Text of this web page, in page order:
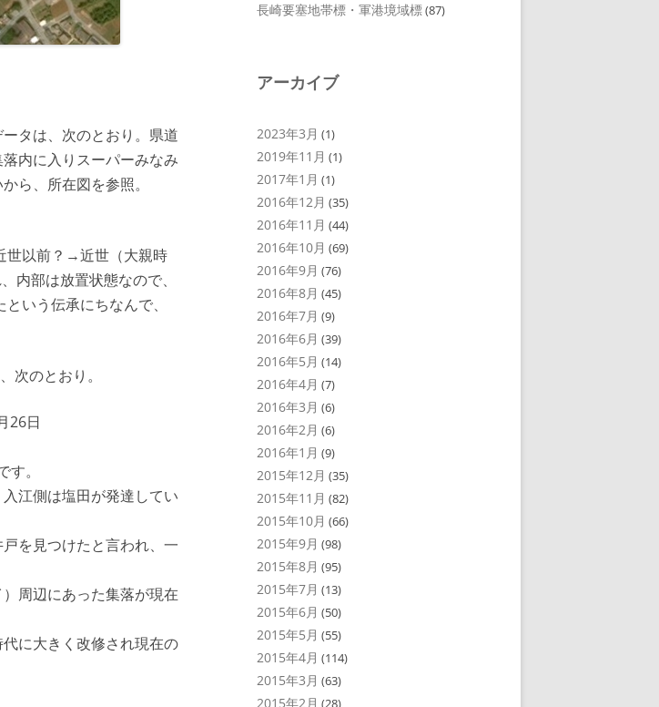
タは、次のとおり。県道
内に入りスーパーみなみ
ら、所在図を参照。
世以前？→近世（大親時
内部は放置状態なので、
いう伝承にちなんで、
次のとおり。
26日
。
江側は塩田が発達してい
を見つけたと言われ、一
周辺にあった集落が現在
に大きく改修され現在の
長崎要塞地帯標・軍港境域標(87)
アーカイブ
2023年3月 (1)
2019年11月 (1)
2017年1月 (1)
2016年12月 (35)
2016年11月 (44)
2016年10月 (69)
2016年9月 (76)
2016年8月 (45)
2016年7月 (9)
2016年6月 (39)
2016年5月 (14)
2016年4月 (7)
2016年3月 (6)
2016年2月 (6)
2016年1月 (9)
2015年12月 (35)
2015年11月 (82)
2015年10月 (66)
2015年9月 (98)
2015年8月 (95)
2015年7月 (13)
2015年6月 (50)
2015年5月 (55)
2015年4月 (114)
2015年3月 (63)
2015年2月 (28)